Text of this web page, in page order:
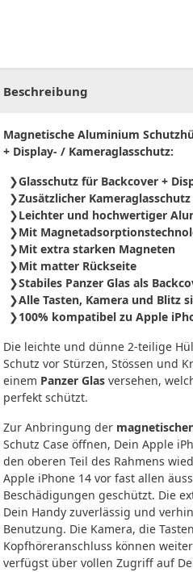
Beschreibung
Magnetische Aluminium
+ Display- / Kameraglasschutz:
Glasschutz für Backcover +
Zusätzlicher Kameraglasschutz
Leichter und hochwertiger
Mit
Mit extra starken Magneten
Mit matter Rückseite
Stabiles Panzer Glas als
Alle Tasten, Kamera und Blitz
100% kompatibel zu Apple
Die leichte und dünne 2-teilige
Schutz vor Stürzen, Stössen und
einem Panzer Glas versehen,
perfekt schützt.
Zur Anbringung der
Schutz Case öffnen, Dein Apple
den oberen Teil des Rahmens
Apple iPhone 14 vor fast allen
Beschädigungen geschützt. Die
Dein Handy zuverlässig und
Benutzung. Die Kamera, die
Kopfhöreranschluss können
verfügst über vollen Zugriff auf